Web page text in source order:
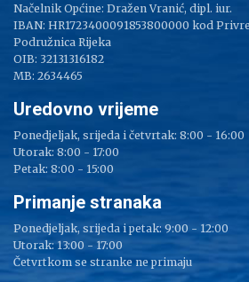
Načelnik Općine: Dražen Vranić, dipl. iur.
IBAN: HR1723400091853800000 kod
Podružnica Rijeka
OIB: 32131316182
MB: 2634465
Uredovno vrijeme
Ponedjeljak, srijeda i četvrtak: 8:00 - 16:00
Utorak: 8:00 - 17:00
Petak: 8:00 - 15:00
Primanje stranaka
Ponedjeljak, srijeda i petak: 9:00 - 12:00
Utorak: 13:00 - 17:00
Četvrtkom se stranke ne primaju